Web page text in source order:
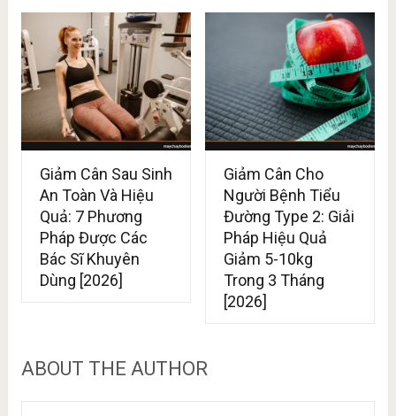
Giảm Cân Sau Sinh
An Toàn Và Hiệu
Quả: 7 Phương
Pháp Được Các
Bác Sĩ Khuyên
Dùng [2026]
Giảm Cân Cho
Người Bệnh Tiểu
Đường Type 2: Giải
Pháp Hiệu Quả
Giảm 5-10kg
Trong 3 Tháng
[2026]
ABOUT THE AUTHOR